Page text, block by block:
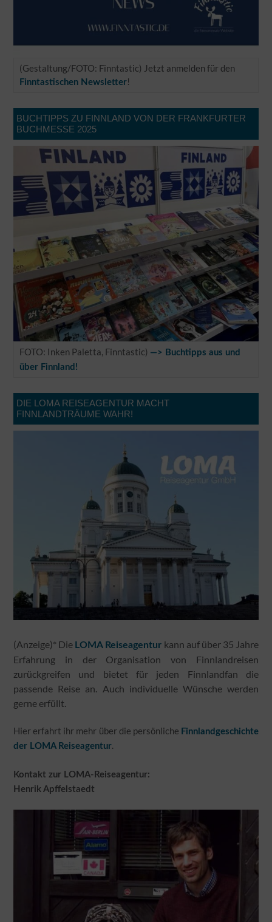
(Gestaltung/FOTO: Finntastic) Jetzt anmelden für den
Finntastischen Newsletter!
BUCHTIPPS ZU FINNLAND VON DER FRANKFURTER
BUCHMESSE 2025
FOTO: Inken Paletta, Finntastic) —> Buchtipps aus und
über Finnland!
DIE LOMA REISEAGENTUR MACHT
FINNLANDTRÄUME WAHR!
(Anzeige)* Die LOMA Reiseagentur kann auf über 35 Jahre
Erfahrung in der Organisation von Finnlandreisen
zurückgreifen und bietet für jeden Finnlandfan die
passende Reise an. Auch individuelle Wünsche werden
gerne erfüllt.
Hier erfahrt ihr mehr über die persönliche Finnlandgeschichte
der LOMA Reiseagentur.
Kontakt zur LOMA-Reiseagentur:
Henrik Apffelstaedt